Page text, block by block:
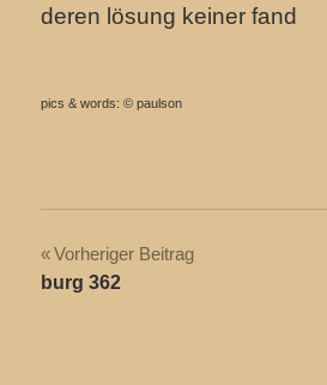
deren lösung keiner fand
pics & words: © paulson
Beitragsnavigation
Vorheriger Beitrag
burg 362